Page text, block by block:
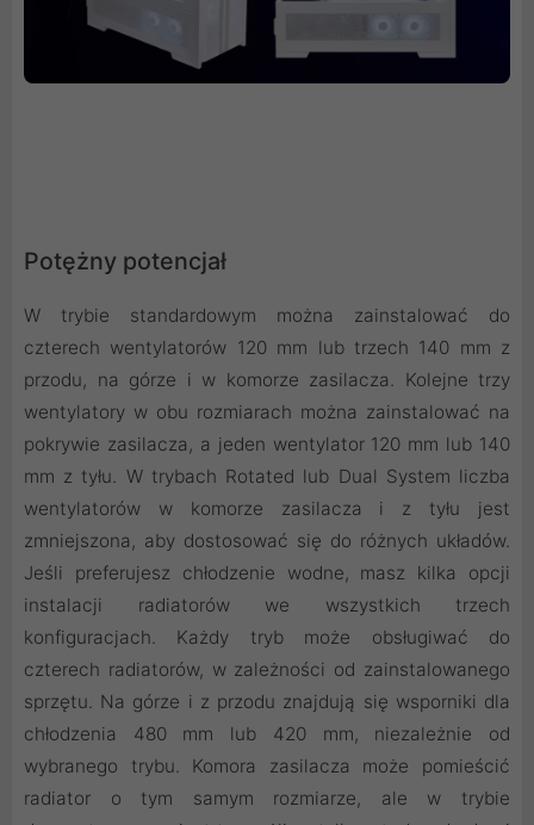
Potężny potencjał
W trybie standardowym można zainstalować do
czterech wentylatorów 120 mm lub trzech 140 mm z
przodu, na górze i w komorze zasilacza. Kolejne trzy
wentylatory w obu rozmiarach można zainstalować na
pokrywie zasilacza, a jeden wentylator 120 mm lub 140
mm z tyłu. W trybach Rotated lub Dual System liczba
wentylatorów w komorze zasilacza i z tyłu jest
zmniejszona, aby dostosować się do różnych układów.
Jeśli preferujesz chłodzenie wodne, masz kilka opcji
instalacji radiatorów we wszystkich trzech
konfiguracjach. Każdy tryb może obsługiwać do
czterech radiatorów, w zależności od zainstalowanego
sprzętu. Na górze i z przodu znajdują się wsporniki dla
chłodzenia 480 mm lub 420 mm, niezależnie od
wybranego trybu. Komora zasilacza może pomieścić
radiator o tym samym rozmiarze, ale w trybie